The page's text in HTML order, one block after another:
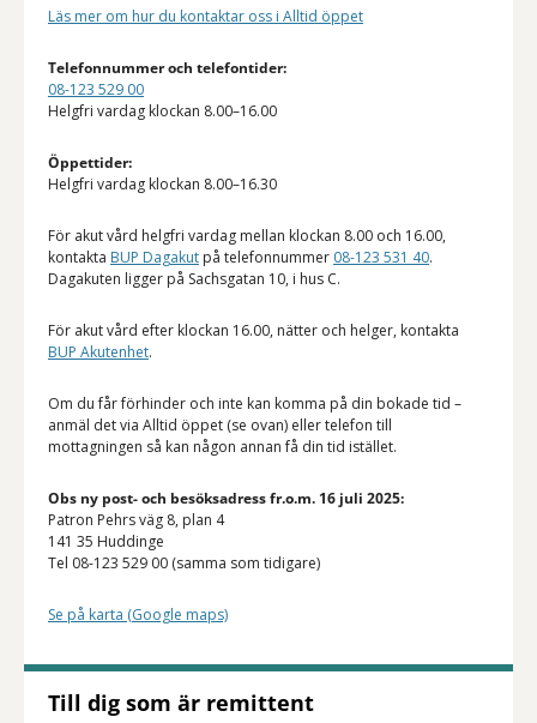
Läs mer om hur du kontaktar oss i Alltid öppet
Telefonnummer och telefontider:
08-123 529 00
Helgfri vardag klockan 8.00–16.00
Öppettider:
Helgfri vardag klockan 8.00–16.30
För akut vård helgfri vardag mellan klockan 8.00 och 16.00,
kontakta BUP Dagakut på telefonnummer 08-123 531 40.
Dagakuten ligger på Sachsgatan 10, i hus C.
För akut vård efter klockan 16.00, nätter och helger, kontakta
BUP Akutenhet.
Om du får förhinder och inte kan komma på din bokade tid –
anmäl det via Alltid öppet (se ovan) eller telefon till
mottagningen så kan någon annan få din tid istället.
Obs ny post- och besöksadress fr.o.m. 16 juli 2025:
Patron Pehrs väg 8, plan 4
141 35 Huddinge
Tel 08-123 529 00 (samma som tidigare)
Se på karta (Google maps)
Till dig som är remittent